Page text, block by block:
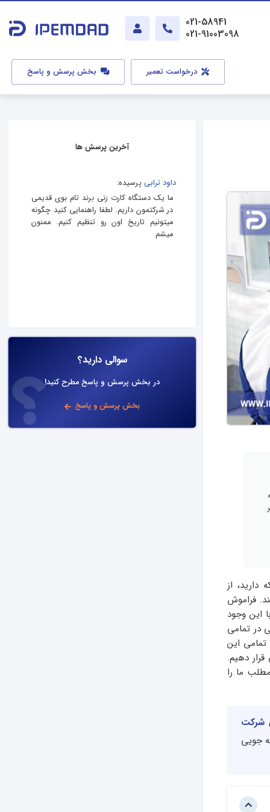
021-58941
021-91003098
درخواست تعمیر بخش پرسش و پاسخ
دارید، از
فراموش
این وجود
در تمامی
این
قرار دهیم.
ما را
شرکت
صرفه جویی
آخرین پرسش ها
داود ترابی پرسیده:
ما یک دستگاه کارت زنی برند تام بوی قدیمی
در شرکتمون داریم. لطفا راهنمایی کنید چگونه
میتونیم تاریخ اون رو تنظیم کنیم. ممنون
میشم
سوالی دارید؟
در بخش پرسش و پاسخ مطرح کنید!
بخش پرسش و پاسخ